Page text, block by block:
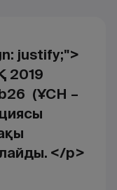
justify;">
2019
(ҰСН –
</p>